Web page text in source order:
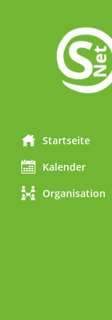
Startseite
Kalender
Organisation